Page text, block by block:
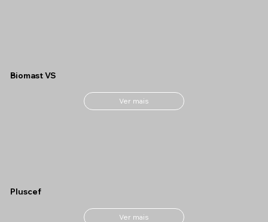
Biomast VS
Ver mais
Pluscef
Ver mais